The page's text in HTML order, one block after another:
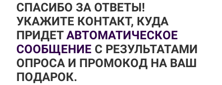
СПАСИБО ЗА ОТВЕТЫ!
УКАЖИТЕ КОНТАКТ, КУДА
ПРИДЕТАВТОМАТИЧЕСКОЕ
СООБЩЕНИЕ С РЕЗУЛЬТАТАМИ
ОПРОСА И ПРОМОКОД НА ВАШ
ПОДАРОК.